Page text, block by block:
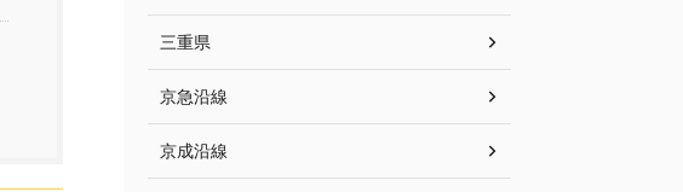
三重県
京急沿線
京成沿線